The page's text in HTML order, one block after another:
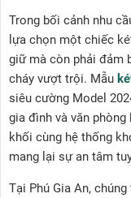
Trong bối cảnh nhu
lựa chọn một chiếc
giữ mà còn phải đảm
cháy vượt trội. Mẫu
siêu cường Model
gia đình và văn
khối cùng hệ thống
mang lại sự an tâm
Tại Phú Gia An,